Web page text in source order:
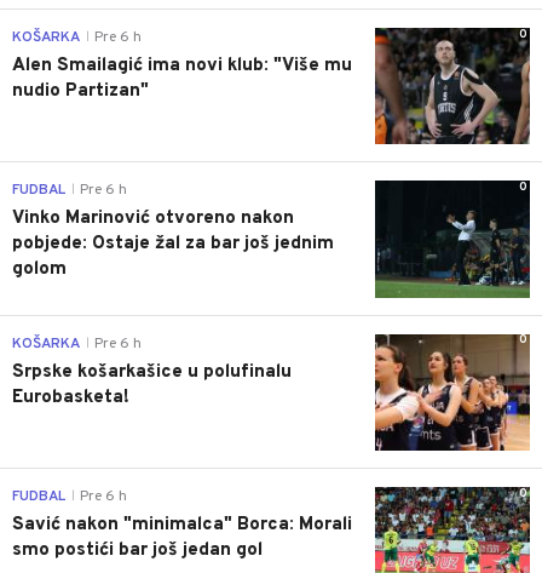
0
KOŠARKA Pre 6 h
Alen Smailagić ima novi klub: "Više mu
nudio Partizan"
0
FUDBAL Pre 6 h
Vinko Marinović otvoreno nakon
pobjede: Ostaje žal za bar još jednim
golom
0
KOŠARKA Pre 6 h
Srpske košarkašice u polufinalu
Eurobasketa!
0
FUDBAL Pre 6 h
Savić nakon "minimalca" Borca: Morali
smo postići bar još jedan gol